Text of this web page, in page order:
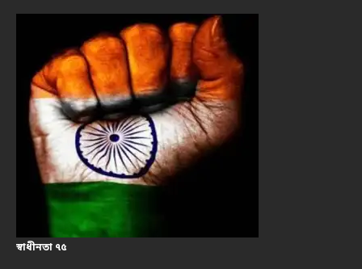
স্বাধীনতা ৭৫